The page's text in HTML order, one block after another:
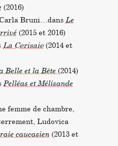
(2016)
Bruni…dans Le
(2015 et 2016)
La Cerisaie (2014 et
Belle et la Bête (2014)
Pelléas et Mélisande
femme de chambre,
Ludovica
caucasien (2013 et